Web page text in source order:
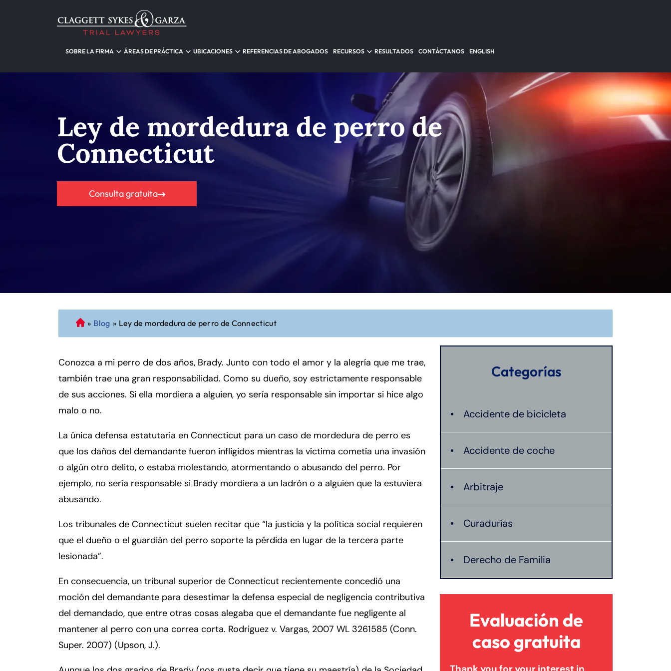
SOBRE LA FIRMA ÁREAS DE PRÁCTICA UBICACIONES REFERENCIAS DE ABOGADOS RECURSOS RESULTADOS CONTÁCTANOS ENGLISH
Ley de mordedura de perro de
Connecticut
Consulta gratuita
A
b
g
a
o
d
P
er
so
n
al
Inj
y
d
C
n
n
ec
ti
t
» Blog » Ley de mordedura de perro de Connecticut
Conozca a mi perro de dos años, Brady. Junto con todo el amor y la alegría que me trae,
también trae una gran responsabilidad. Como su dueño, soy estrictamente responsable
de sus acciones. Si ella mordiera a alguien, yo sería responsable sin importar si hice algo
malo o no.
La única defensa estatutaria en Connecticut para un caso de mordedura de perro es
que los daños del demandante fueron infligidos mientras la víctima cometía una invasión
o algún otro delito, o estaba molestando, atormentando o abusando del perro. Por
ejemplo, no sería responsable si Brady mordiera a un ladrón o a alguien que la estuviera
abusando.
Los tribunales de Connecticut suelen recitar que “la justicia y la política social requieren
que el dueño o el guardián del perro soporte la pérdida en lugar de la tercera parte
lesionada”.
En consecuencia, un tribunal superior de Connecticut recientemente concedió una
moción del demandante para desestimar la defensa especial de negligencia contributiva
del demandado, que entre otras cosas alegaba que el demandante fue negligente al
mantener al perro con una correa corta. Rodriguez v. Vargas, 2007 WL 3261585 (Conn.
Super. 2007) (Upson, J.).
Categorías
Accidente de bicicleta
Accidente de coche
Arbitraje
Curadurías
Derecho de Familia
Lesión catastrófica
Lesión por quemadura
Evaluación de
caso gratuita